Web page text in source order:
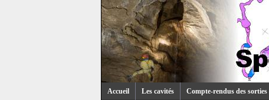
Accueil Les cavités Compte-rendus des sorties